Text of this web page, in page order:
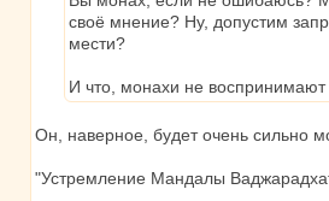
своё мнение? Ну, допустим
мести?
И что, монахи не
Он, наверное, будет очень сильно
"Устремление Мандалы